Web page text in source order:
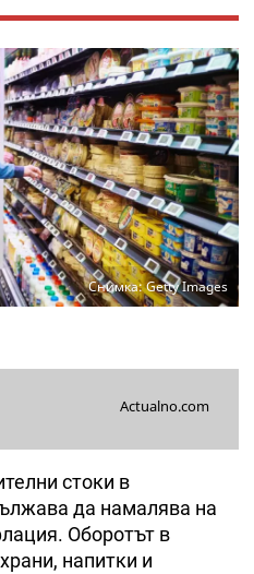
Снимка: Getty Images
Actualno.com
стоки в
да намалява на
Оборотът в
напитки и